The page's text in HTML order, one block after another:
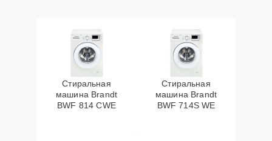
Стиральная
машина Brandt
BWF 814 CWE
Стиральная
машина Brandt
BWF 714S WE